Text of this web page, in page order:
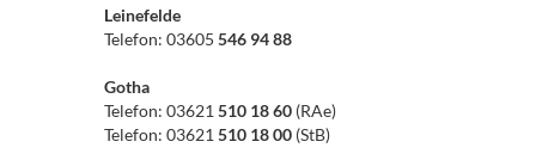
Leinefelde
Telefon: 03605 546 94 88
Gotha
Telefon: 03621 510 18 60 (RAe)
Telefon: 03621 510 18 00 (StB)